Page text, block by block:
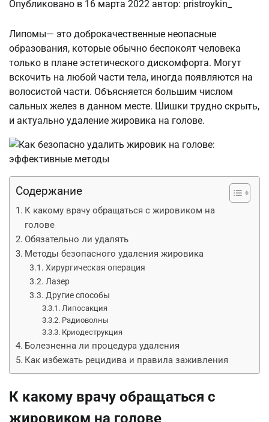
Опубликовано в 16 марта 2022 автор: pristroykin_
Липомы— это доброкачественные неопасные
образования, которые обычно беспокоят человека
только в плане эстетического дискомфорта. Могут
вскочить на любой части тела, иногда появляются на
волосистой части. Объясняется большим числом
сальных желез в данном месте. Шишки трудно скрыть,
и актуально удаление жировика на голове.
Содержание
К какому врачу обращаться с жировиком на
голове
Обязательно ли удалять
Методы безопасного удаления жировика
Хирургическая операция
Лазер
Другие способы
Липосакция
Радиоволны
Криодеструкция
Болезненна ли процедура удаления
Как избежать рецидива и правила заживления
К какому врачу обращаться с
жировиком на голове